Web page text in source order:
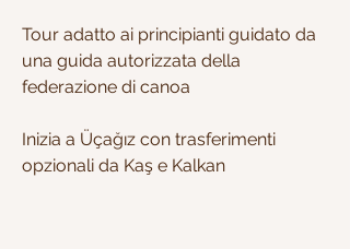
Tour adatto ai principianti guidato da
una guida autorizzata della
federazione di canoa
Inizia a Üçağız con trasferimenti
opzionali da Kaş e Kalkan